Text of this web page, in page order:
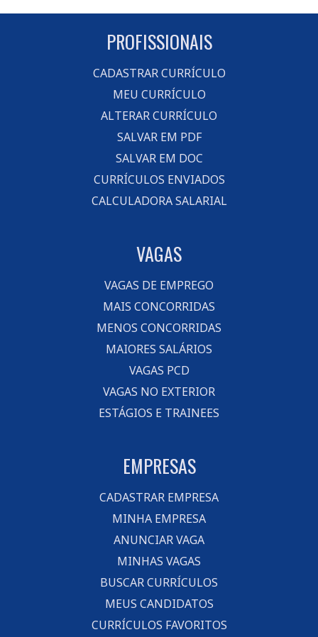
PROFISSIONAIS
CADASTRAR CURRÍCULO
MEU CURRÍCULO
ALTERAR CURRÍCULO
SALVAR EM PDF
SALVAR EM DOC
CURRÍCULOS ENVIADOS
CALCULADORA SALARIAL
VAGAS
VAGAS DE EMPREGO
MAIS CONCORRIDAS
MENOS CONCORRIDAS
MAIORES SALÁRIOS
VAGAS PCD
VAGAS NO EXTERIOR
ESTÁGIOS E TRAINEES
EMPRESAS
CADASTRAR EMPRESA
MINHA EMPRESA
ANUNCIAR VAGA
MINHAS VAGAS
BUSCAR CURRÍCULOS
MEUS CANDIDATOS
CURRÍCULOS FAVORITOS